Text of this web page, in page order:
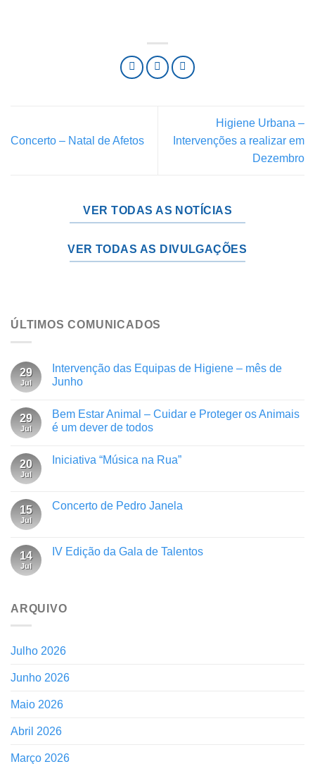
Concerto – Natal de Afetos
Higiene Urbana –
Intervenções a realizar em
Dezembro
VER TODAS AS NOTÍCIAS
VER TODAS AS DIVULGAÇÕES
ÚLTIMOS COMUNICADOS
29
Jul
Intervenção das Equipas de Higiene – mês de
Junho
29
Jul
Bem Estar Animal – Cuidar e Proteger os Animais
é um dever de todos
20
Jul
Iniciativa “Música na Rua”
15
Jul
Concerto de Pedro Janela
14
Jul
IV Edição da Gala de Talentos
ARQUIVO
Julho 2026
Junho 2026
Maio 2026
Abril 2026
Março 2026